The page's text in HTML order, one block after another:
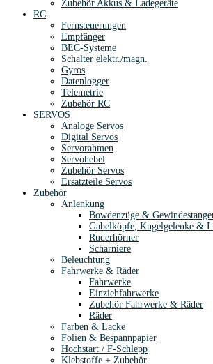
Zubehör Akkus & Ladegeräte
RC
Fernsteuerungen
Empfänger
BEC-Systeme
Schalter elektr./magn.
Gyros
Datenlogger
Telemetrie
Zubehör RC
SERVOS
Analoge Servos
Digital Servos
Servorahmen
Servohebel
Zubehör Servos
Ersatzteile Servos
Zubehör
Anlenkung
Bowdenzüge &
Gabelköpfe, Kugelgelenke &
Ruderhörner
Scharniere
Beleuchtung
Fahrwerke & Räder
Fahrwerke
Einziehfahrwerke
Zubehör Fahrwerke & Räder
Räder
Farben & Lacke
Folien & Bespannpapier
Hochstart / F-Schlepp
Klebstoffe + Zubehör